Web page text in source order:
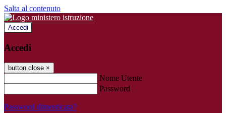
Salta al contenuto
Accedi
Accedi
button close ×
Nome Utente
Password
Password dimenticata?